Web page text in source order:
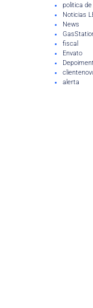
politica
Noticias
News
fiscal
Envato
alerta